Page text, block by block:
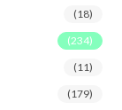
(18)
(234)
(11)
(179)